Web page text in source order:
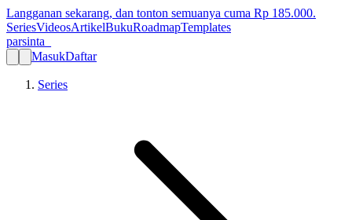
Langganan sekarang, dan tonton semuanya cuma Rp 185.000.
SeriesVideosArtikelBukuRoadmapTemplates
parsinta_
MasukDaftar
Series